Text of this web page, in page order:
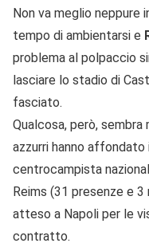
Non va meglio neppure
tempo di ambientarsi e
problema al polpaccio
lasciare lo stadio di
fasciato.
Qualcosa, però,
azzurri hanno
centrocampista
Reims (31 presenze e
atteso a Napoli per le
contratto.